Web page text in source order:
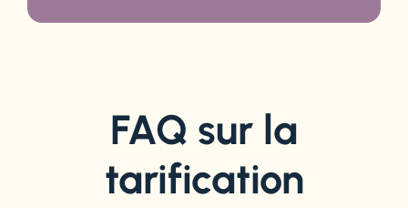
FAQ sur la
tarification